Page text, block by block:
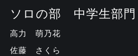
ソロの部 中学生部門
高力 萌乃花
佐藤 さくら